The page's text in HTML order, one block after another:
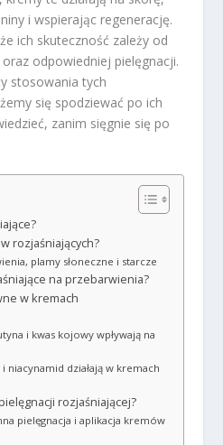
i wspierając regenerację.
ich skuteczność zależy od
odpowiedniej pielęgnacji.
stosowania tych
się spodziewać po ich
zanim sięgnie się po
rozjaśniających?
plamy słoneczne i starcze
na przebarwienia?
w kremach
i kwas kojowy wpływają na
niacynamid działają w kremach
rozjaśniającej?
pielęgnacja i aplikacja kremów